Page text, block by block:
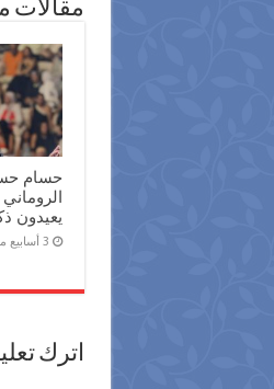
مقالات
حسام
يعيدون
اترك